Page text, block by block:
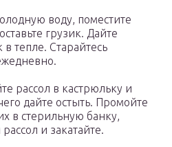
воду, поместите
грузик. Дайте
в тепле. Старайтесь
рассол в кастрюльку и
дайте остыть. Промойте
в стерильную банку,
и закатайте.